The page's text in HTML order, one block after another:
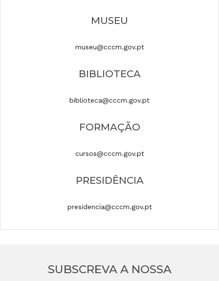
MUSEU
museu@cccm.gov.pt
BIBLIOTECA
biblioteca@cccm.gov.pt
FORMAÇÃO
cursos@cccm.gov.pt
PRESIDÊNCIA
presidencia@cccm.gov.pt
SUBSCREVA A NOSSA